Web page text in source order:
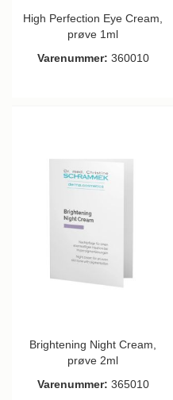
High Perfection Eye Cream,
prøve 1ml
Varenummer: 360010
Brightening Night Cream,
prøve 2ml
Varenummer: 365010